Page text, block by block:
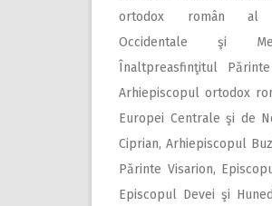
ortodox român al
Occidentale şi
Înaltpreasfinţitul
Arhi­episcopul ortodox
Europei Centrale şi de
Ciprian, Arhi­episcopul
Părinte Visarion,
Epis­copul Devei şi